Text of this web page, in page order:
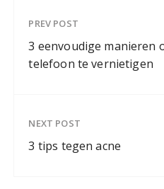
PREV POST
3 eenvoudige manieren
telefoon te vernietigen
NEXT POST
3 tips tegen acne